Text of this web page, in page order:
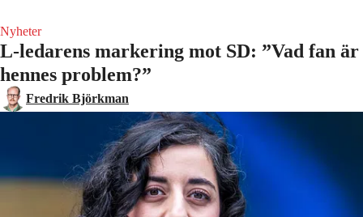
Nyheter
L-ledarens markering mot SD: ”Vad fan är
hennes problem?”
Fredrik Björkman